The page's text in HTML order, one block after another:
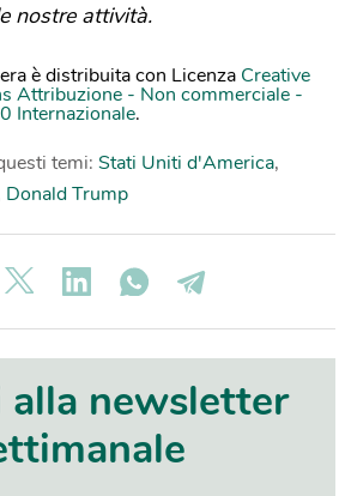
nostre attività.
è distribuita con Licenza Creative
Attribuzione - Non commerciale -
Internazionale.
temi: Stati Uniti d'America,
Donald Trump
newsletter